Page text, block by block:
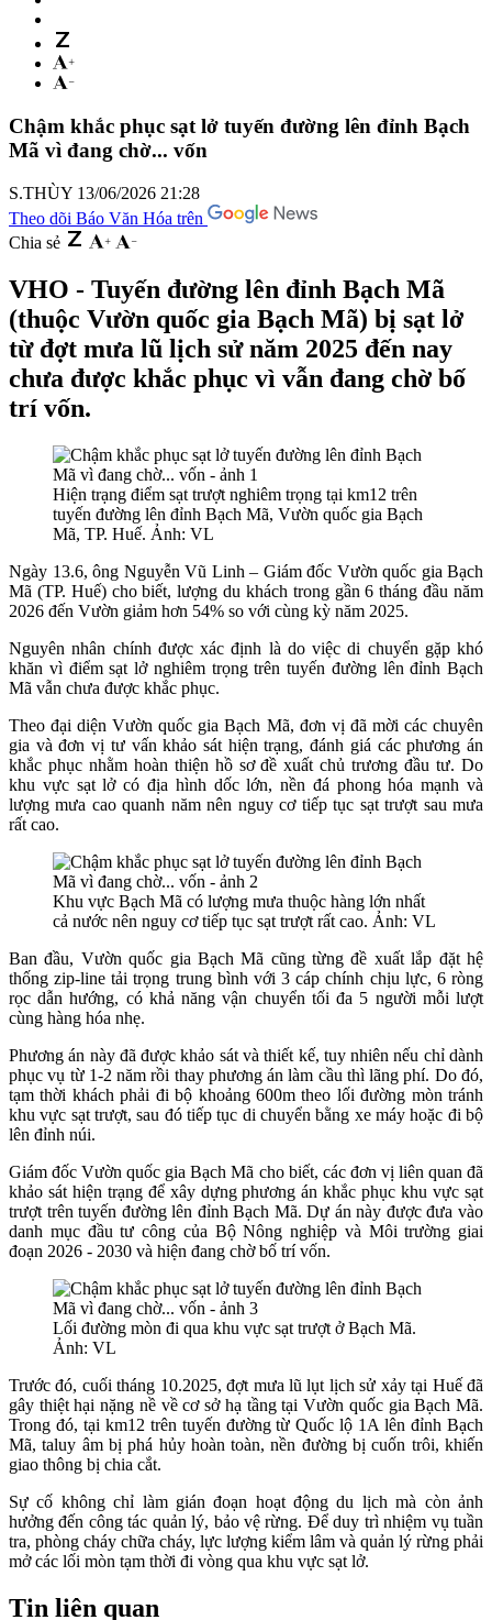
Chậm khắc phục sạt lở tuyến đường lên đỉnh Bạch
Mã vì đang chờ... vốn
S.THÙY 13/06/2026 21:28
Theo dõi Báo Văn Hóa trên
Chia sẻ
VHO - Tuyến đường lên đỉnh Bạch Mã
(thuộc Vườn quốc gia Bạch Mã) bị sạt lở
từ đợt mưa lũ lịch sử năm 2025 đến nay
chưa được khắc phục vì vẫn đang chờ bố
trí vốn.
Hiện trạng điểm sạt trượt nghiêm trọng tại km12 trên
tuyến đường lên đỉnh Bạch Mã, Vườn quốc gia Bạch
Mã, TP. Huế. Ảnh: VL
Ngày 13.6, ông Nguyễn Vũ Linh – Giám đốc Vườn quốc gia Bạch
Mã (TP. Huế) cho biết, lượng du khách trong gần 6 tháng đầu năm
2026 đến Vườn giảm hơn 54% so với cùng kỳ năm 2025.
Nguyên nhân chính được xác định là do việc di chuyển gặp khó
khăn vì điểm sạt lở nghiêm trọng trên tuyến đường lên đỉnh Bạch
Mã vẫn chưa được khắc phục.
Theo đại diện Vườn quốc gia Bạch Mã, đơn vị đã mời các chuyên
gia và đơn vị tư vấn khảo sát hiện trạng, đánh giá các phương án
khắc phục nhằm hoàn thiện hồ sơ đề xuất chủ trương đầu tư. Do
khu vực sạt lở có địa hình dốc lớn, nền đá phong hóa mạnh và
lượng mưa cao quanh năm nên nguy cơ tiếp tục sạt trượt sau mưa
rất cao.
Khu vực Bạch Mã có lượng mưa thuộc hàng lớn nhất
cả nước nên nguy cơ tiếp tục sạt trượt rất cao. Ảnh: VL
Ban đầu, Vườn quốc gia Bạch Mã cũng từng đề xuất lắp đặt hệ
thống zip-line tải trọng trung bình với 3 cáp chính chịu lực, 6 ròng
rọc dẫn hướng, có khả năng vận chuyển tối đa 5 người mỗi lượt
cùng hàng hóa nhẹ.
Phương án này đã được khảo sát và thiết kế, tuy nhiên nếu chỉ dành
phục vụ từ 1-2 năm rồi thay phương án làm cầu thì lãng phí. Do đó,
tạm thời khách phải đi bộ khoảng 600m theo lối đường mòn tránh
khu vực sạt trượt, sau đó tiếp tục di chuyển bằng xe máy hoặc đi bộ
lên đỉnh núi.
Giám đốc Vườn quốc gia Bạch Mã cho biết, các đơn vị liên quan đã
khảo sát hiện trạng để xây dựng phương án khắc phục khu vực sạt
trượt trên tuyến đường lên đỉnh Bạch Mã. Dự án này được đưa vào
danh mục đầu tư công của Bộ Nông nghiệp và Môi trường giai
đoạn 2026 - 2030 và hiện đang chờ bố trí vốn.
Lối đường mòn đi qua khu vực sạt trượt ở Bạch Mã.
Ảnh: VL
Trước đó, cuối tháng 10.2025, đợt mưa lũ lụt lịch sử xảy tại Huế đã
gây thiệt hại nặng nề về cơ sở hạ tầng tại Vườn quốc gia Bạch Mã.
Trong đó, tại km12 trên tuyến đường từ Quốc lộ 1A lên đỉnh Bạch
Mã, taluy âm bị phá hủy hoàn toàn, nền đường bị cuốn trôi, khiến
giao thông bị chia cắt.
Sự cố không chỉ làm gián đoạn hoạt động du lịch mà còn ảnh
hưởng đến công tác quản lý, bảo vệ rừng. Để duy trì nhiệm vụ tuần
tra, phòng cháy chữa cháy, lực lượng kiểm lâm và quản lý rừng phải
mở các lối mòn tạm thời đi vòng qua khu vực sạt lở.
Tin liên quan